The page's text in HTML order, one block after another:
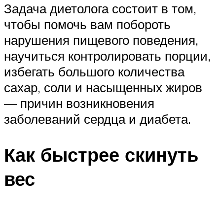
Задача диетолога состоит в том,
чтобы помочь вам побороть
нарушения пищевого поведения,
научиться контролировать порции,
избегать большого количества
сахар, соли и насыщенных жиров
— причин возникновения
заболеваний сердца и диабета.
Как быстрее скинуть
вес